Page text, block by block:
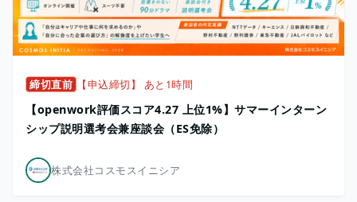
締切直前 【申込締切】 あと1時間
【openwork評価スコア4.27 上位1%】サマーインターン
シップ説明選考会兼座談会（ES免除）
株式会社コスモスイニシア